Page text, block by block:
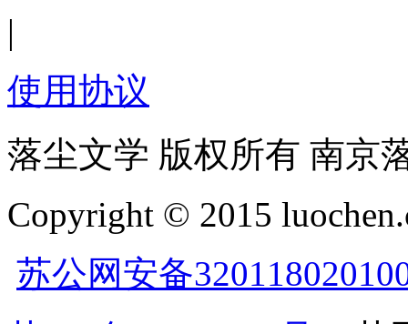
|
使用协议
落尘文学 版权所有 南京
Copyright © 2015
苏公网安备